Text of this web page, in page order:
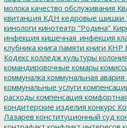
молока качество обслуживания
квитанция КДН кедровые шишки
кинологи кинотеатр "Родина"
инфекция кишечная_инфекция
клубника книга памяти книги КНР
Кодекс колледж культуры колония
командировочные комары
коммуналка коммунальная авария
коммунальные услуги
расходы компенсация
кондитерские изделия конкурс
Лазарев конституционный суд